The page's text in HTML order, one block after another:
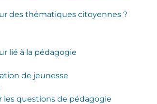
des thématiques citoyennes ?
lié à la pédagogie
de jeunesse
les questions de pédagogie